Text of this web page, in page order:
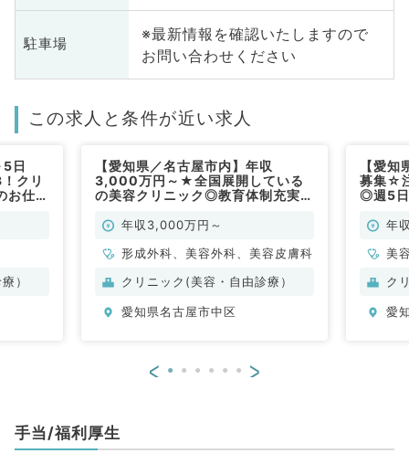
駐車場
※最新情報を確認いたしますので
お問い合わせください
この求人と条件が近い求人
日
クリ
お仕事
）
【愛知県／名古屋市内】年収
3,000万円～★全国展開している
の美容クリニック◎教育体制充実・
科・美容外科・形成外科／常勤）
年収3,000万円～
形成外科、美容外科、美容皮膚科
クリニック(美容・自由診療）
愛知県名古屋市中区
【愛
募集☆
◎週5
（美年
美
ク
愛
< >
手当/福利厚生